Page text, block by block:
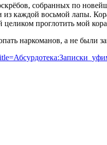
собранных по
из каждой восьмой лапы.
проглотить мой
наркоманов, а не были